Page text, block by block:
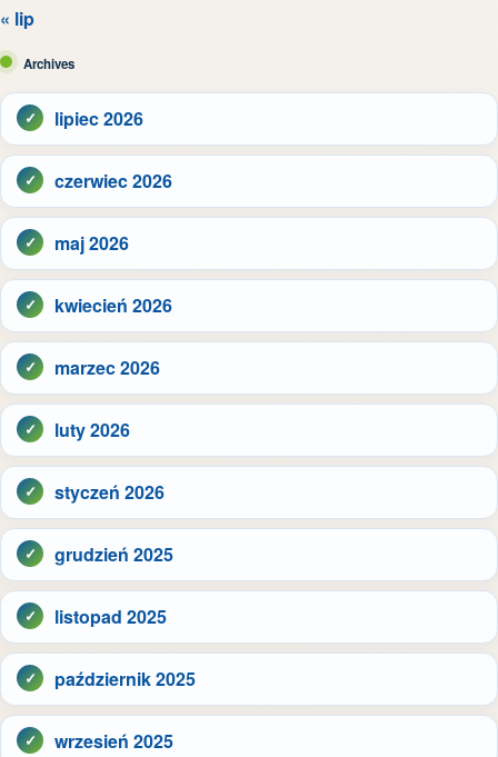
« lip
Archives
lipiec 2026
czerwiec 2026
maj 2026
kwiecień 2026
marzec 2026
luty 2026
styczeń 2026
grudzień 2025
listopad 2025
październik 2025
wrzesień 2025